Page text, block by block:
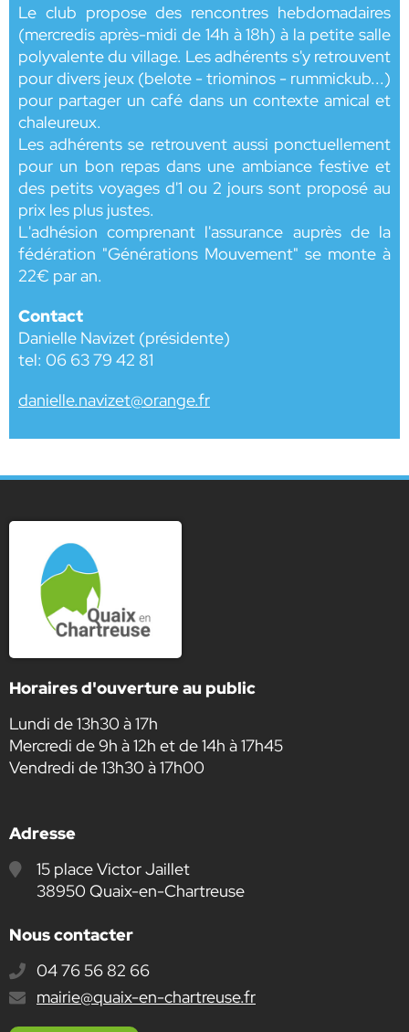
Le club propose des rencontres hebdomadaires
(mercredis après-midi de 14h à 18h) à la petite salle
polyvalente du village. Les adhérents s'y retrouvent
pour divers jeux (belote - triominos - rummickub...)
pour partager un café dans un contexte amical et
chaleureux.
Les adhérents se retrouvent aussi ponctuellement
pour un bon repas dans une ambiance festive et
des petits voyages d'1 ou 2 jours sont proposé au
prix les plus justes.
L'adhésion comprenant l'assurance auprès de la
fédération "Générations Mouvement" se monte à
22€ par an.
Contact
Danielle Navizet (présidente)
tel: 06 63 79 42 81
danielle.navizet@orange.fr
Horaires d'ouverture au public
Lundi de 13h30 à 17h
Mercredi de 9h à 12h et de 14h à 17h45
Vendredi de 13h30 à 17h00
Adresse
15 place Victor Jaillet
38950 Quaix-en-Chartreuse
Nous contacter
04 76 56 82 66
E-
mairie@quaix-en-chartreuse.fr